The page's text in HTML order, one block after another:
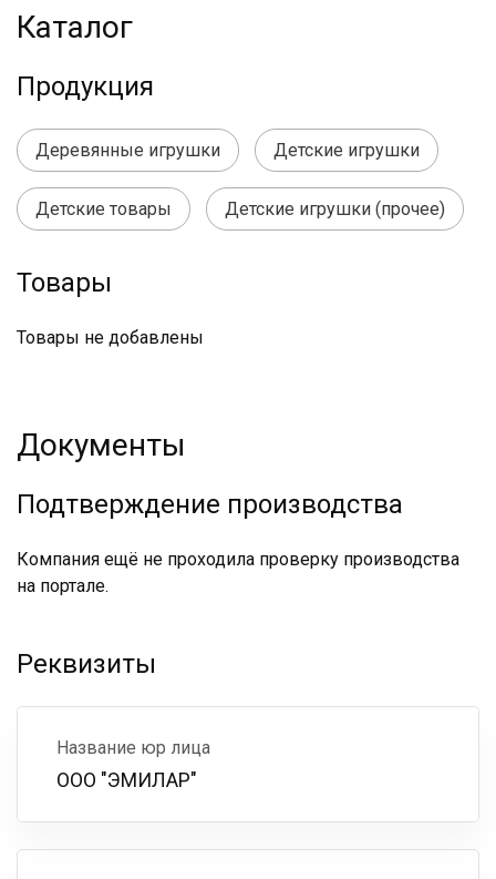
Каталог
Продукция
Деревянные игрушки Детские игрушки
Детские товары Детские игрушки (прочее)
Товары
Товары не добавлены
Документы
Подтверждение производства
Компания ещё не проходила проверку производства
на портале.
Реквизиты
Название юр лица
ООО "ЭМИЛАР"